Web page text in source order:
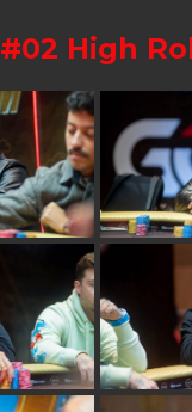
#02 High